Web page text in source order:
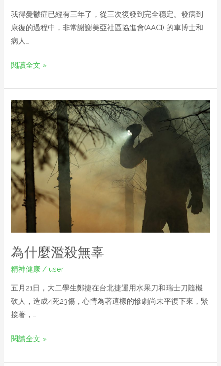
我得憂鬱症已經有三年了，從三次復發到完全穩定。發病到
康復的過程中，非常謝謝美亞社區協進會(AACI) 的車博士和
病人…
閱讀全文 »
為什麼濫殺無辜
精神健康 / user
五月21日，大二學生鄭捷在台北捷運用水果刀和瑞士刀隨機
砍人，造成4死23傷，心情為著這樣的慘劇尚未平復下來，緊
接著，…
閱讀全文 »